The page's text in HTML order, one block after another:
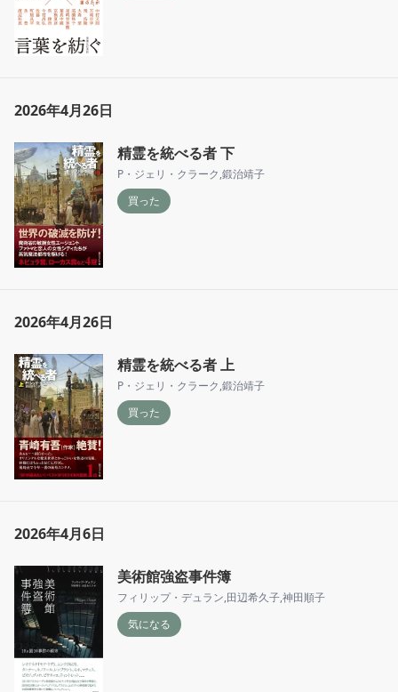
2026年4月26日
精霊を統べる者 下
P・ジェリ・クラーク,鍛治靖子
買った
2026年4月26日
精霊を統べる者 上
P・ジェリ・クラーク,鍛治靖子
買った
2026年4月6日
美術館強盗事件簿
フィリップ・デュラン,田辺希久子,神田順子
気になる